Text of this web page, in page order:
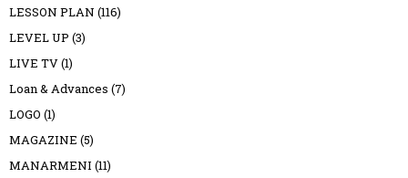
LESSON PLAN (116)
LEVEL UP (3)
LIVE TV(1)
Loan & Advances (7)
LOGO (1)
MAGAZINE (5)
MANARMENI (11)